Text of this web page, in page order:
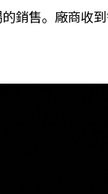
銷售。廠商收